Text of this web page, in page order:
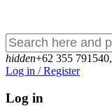
hidden+62 355 791540,
Log in / Register
Log in